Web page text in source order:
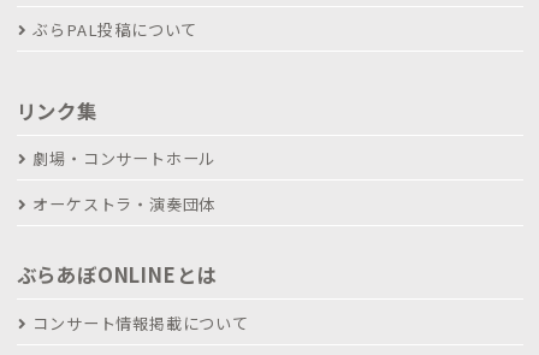
ぶらPAL投稿について
リンク集
劇場・コンサートホール
オーケストラ・演奏団体
ぶらあぼONLINEとは
コンサート情報掲載について